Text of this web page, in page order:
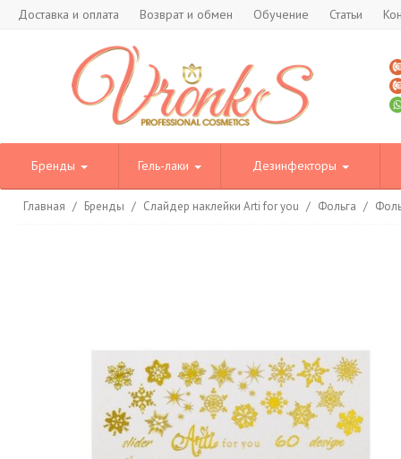
Доставка и оплата Возврат и обмен Обучение Статьи
Бренды Гель-лаки Дезинфекторы
Главная / Бренды / Слайдер наклейки Arti for you / Фольга /